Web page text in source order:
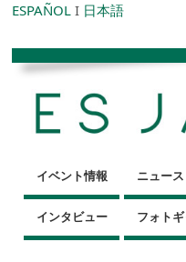
ESPAÑOL I 日本語
イベント情報 ニュース
インタビュー フォト